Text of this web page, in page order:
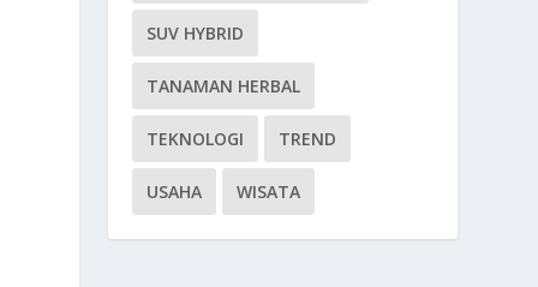
SUV HYBRID
TANAMAN HERBAL
TEKNOLOGI TREND
USAHA WISATA